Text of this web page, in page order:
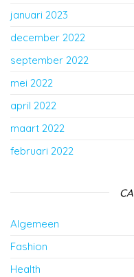
januari 2023
december 2022
september 2022
mei 2022
april 2022
maart 2022
februari 2022
Algemeen
Fashion
Health